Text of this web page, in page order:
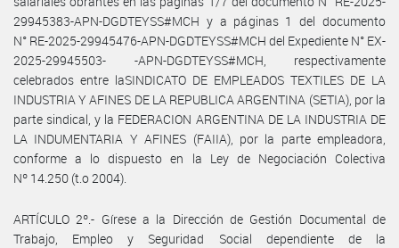
29945383-APN-DGDTEYSS#MCH y a páginas 1 del documento
N° RE-2025-29945476-APN-DGDTEYSS#MCH del Expediente N° EX-
2025-29945503- -APN-DGDTEYSS#MCH, respectivamente
celebrados entre laSINDICATO DE EMPLEADOS TEXTILES DE LA
INDUSTRIA Y AFINES DE LA REPUBLICA ARGENTINA (SETIA), por la
parte sindical, y la FEDERACION ARGENTINA DE LA INDUSTRIA DE
LA INDUMENTARIA Y AFINES (FAIIA), por la parte empleadora,
conforme a lo dispuesto en la Ley de Negociación Colectiva
Nº 14.250 (t.o 2004).
ARTÍCULO 2º.- Gírese a la Dirección de Gestión Documental de
Trabajo, Empleo y Seguridad Social dependiente de la